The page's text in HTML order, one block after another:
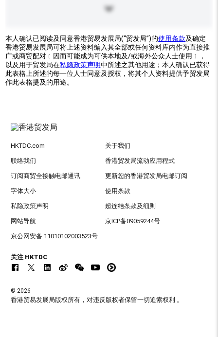
本人确认已阅读及同意香港贸易发展局(“贸发局”)的使用条款及确定
香港贸易发展局可将上述资料编入其全部或任何资料库内作为直接推
广或商贸配对﹝因而可能成为可供本地及/或海外公众人士使用﹞，
以及用于贸发局在私隐政策声明中所述之其他用途；本人确认已获得
此表格上所述的每一位人士同意及授权，将其个人资料提供予贸发局
作此表格提及的用途。
HKTDC.com 关于我们
联络我们 香港贸发局流动应用程式
订阅商贸全接触电邮通讯 更新您的香港贸发局电邮订阅
字体大小 使用条款
私隐政策声明 超连结条款及细则
网站导航 京ICP备09059244号
京公网安备 11010102003523号
关注 HKTDC
© 2026
香港贸易发展局版权所有，对违反版权者保留一切追索权利 。